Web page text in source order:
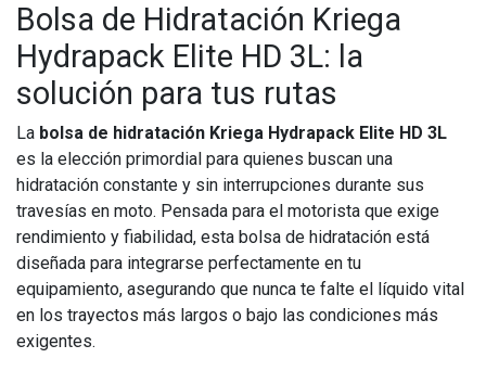
Bolsa de Hidratación Kriega
Hydrapack Elite HD 3L: la
solución para tus rutas
La bolsa de hidratación Kriega Hydrapack Elite HD 3L
es la elección primordial para quienes buscan una
hidratación constante y sin interrupciones durante sus
travesías en moto. Pensada para el motorista que exige
rendimiento y fiabilidad, esta bolsa de hidratación está
diseñada para integrarse perfectamente en tu
equipamiento, asegurando que nunca te falte el líquido vital
en los trayectos más largos o bajo las condiciones más
exigentes.